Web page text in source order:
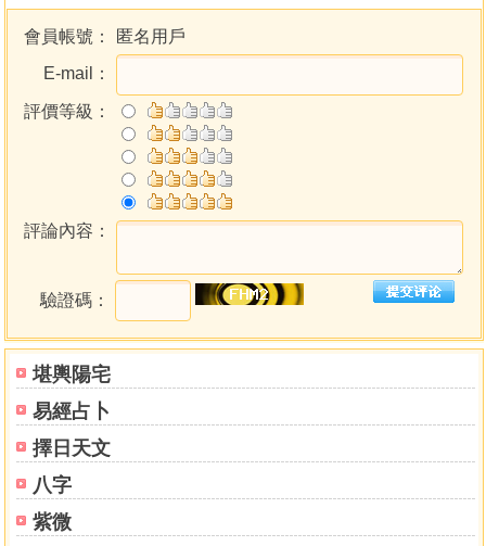
堪輿陽宅
易經占卜
擇日天文
八字
紫微
會員帳號：
匿名用戶
E-mail：
評價等級：
評論內容：
驗證碼：